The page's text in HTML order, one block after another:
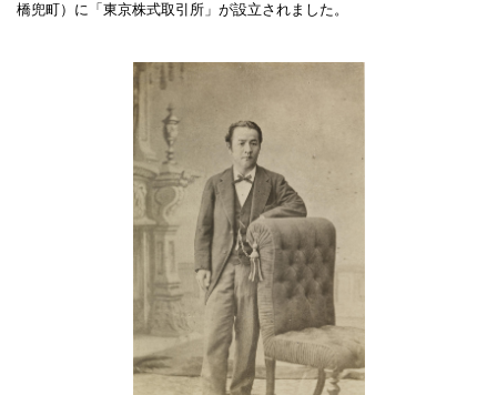
橋兜町）に「東京株式取引所」が設立されました。